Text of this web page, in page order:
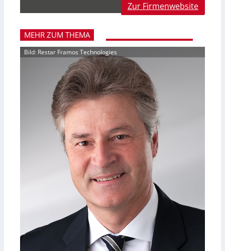
Zur Firmenwebsite
MEHR ZUM THEMA
Bild: Restar Framos Technologies